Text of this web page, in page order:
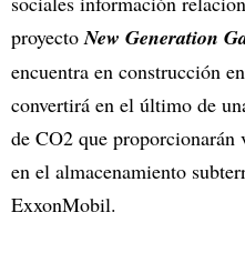
proyectoNew Generation
encuentra en construcción
convertirá en el último de
de CO2 que proporcionarán
en el almacenamiento
ExxonMobil.